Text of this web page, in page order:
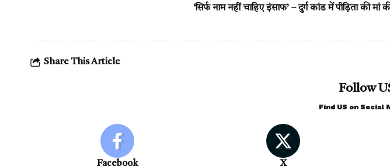
‘सिर्फ नाम नहीं चाहिए इंसाफ’ – दुर्ग कांड में पीड़िता की
Share This Article
Follow
Find US on Social
Facebook X